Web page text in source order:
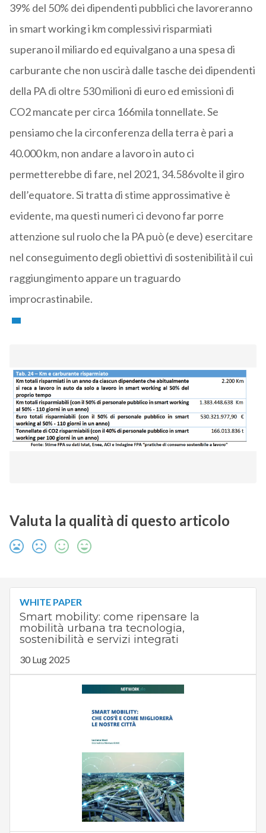
39% del 50% dei dipendenti pubblici che lavoreranno
in smart working i km complessivi risparmiati
superano il miliardo ed equivalgano a una spesa di
carburante che non uscirà dalle tasche dei dipendenti
della PA di oltre 530 milioni di euro ed emissioni di
CO2 mancate per circa 166mila tonnellate. Se
pensiamo che la circonferenza della terra è pari a
40.000 km, non andare a lavoro in auto ci
permetterebbe di fare, nel 2021, 34.586volte il giro
dell’equatore. Si tratta di stime approssimative è
evidente, ma questi numeri ci devono far porre
attenzione sul ruolo che la PA può (e deve) esercitare
nel conseguimento degli obiettivi di sostenibilità il cui
raggiungimento appare un traguardo
improcrastinabile.
Valuta la qualità di questo articolo
WHITE PAPER
Smart mobility: come ripensare la
mobilità urbana tra tecnologia,
sostenibilità e servizi integrati
30 Lug 2025